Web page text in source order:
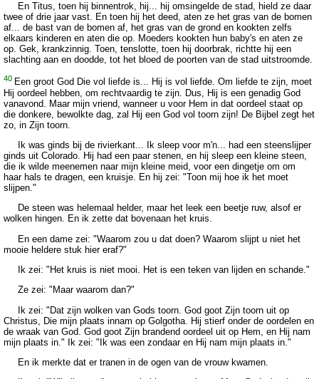
En Titus, toen hij binnentrok, hij... hij omsingelde de stad, hield ze daar
twee of drie jaar vast. En toen hij het deed, aten ze het gras van de bomen
af... de bast van de bomen af, het gras van de grond en kookten zelfs
elkaars kinderen en aten die op. Moeders kookten hun baby's en aten ze
op. Gek, krankzinnig. Toen, tenslotte, toen hij doorbrak, richtte hij een
slachting aan en doodde, tot het bloed de poorten van de stad uitstroomde.
40 Een groot God Die vol liefde is... Hij is vol liefde. Om liefde te zijn, moet
Hij oordeel hebben, om rechtvaardig te zijn. Dus, Hij is een genadig God
vanavond. Maar mijn vriend, wanneer u voor Hem in dat oordeel staat op
die donkere, bewolkte dag, zal Hij een God vol toorn zijn! De Bijbel zegt het
zo, in Zijn toorn.
Ik was ginds bij de rivierkant... Ik sleep voor m'n... had een steenslijper
ginds uit Colorado. Hij had een paar stenen, en hij sleep een kleine steen,
die ik wilde meenemen naar mijn kleine meid, voor een dingetje om om
haar hals te dragen, een kruisje. En hij zei: "Toon mij hoe ik het moet
slijpen."
De steen was helemaal helder, maar het leek een beetje ruw, alsof er
wolken hingen. En ik zette dat bovenaan het kruis.
En een dame zei: "Waarom zou u dat doen? Waarom slijpt u niet het
mooie heldere stuk hier eraf?"
Ik zei: "Het kruis is niet mooi. Het is een teken van lijden en schande."
Ze zei: "Maar waarom dan?"
Ik zei: "Dat zijn wolken van Gods toorn. God goot Zijn toorn uit op
Christus, Die mijn plaats innam op Golgotha. Hij stierf onder de oordelen en
de wraak van God. God goot Zijn brandend oordeel uit op Hem, en Hij nam
mijn plaats in." Ik zei: "Ik was een zondaar en Hij nam mijn plaats in."
En ik merkte dat er tranen in de ogen van de vrouw kwamen.